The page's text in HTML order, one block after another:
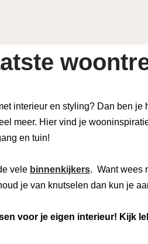
interieur en styling? Dan ben
meer. Hier vind je
en tuin!
vele binnenkijkers. Want wees
je van knutselen dan kun je
voor je eigen interieur! Kijk